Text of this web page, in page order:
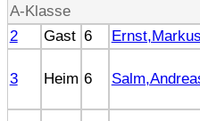
A-Klasse
2
Gast 6 Ernst,Markus
3 Heim 6